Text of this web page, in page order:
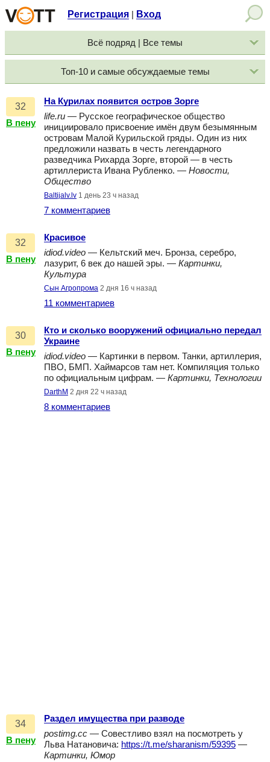
Регистрация Вход
Всё подряд | Все темы
Топ-10 и самые обсуждаемые темы
32
В пену
На Курилах появится остров Зорге
life.ru — Русское географическое общество
инициировало присвоение имён двум безымянным
островам Малой Курильской гряды. Один из них
предложили назвать в честь легендарного
разведчика Рихарда Зорге, второй — в честь
артиллериста Ивана Рубленко. — Новости,
Общество
Baltijalv.lv 1 день 23 ч назад
7 комментариев
32
В пену
Красивое
idiod.video — Кельтский меч. Бронза, серебро,
лазурит, 6 век до нашей эры. — Картинки,
Культура
Сын Агропрома 2 дня 16 ч назад
11 комментариев
30
В пену
Кто и сколько вооружений официально передал
Украине
idiod.video — Картинки в первом. Танки, артиллерия,
ПВО, БМП. Хаймарсов там нет. Компиляция только
по официальным цифрам. — Картинки, Технологии
DarthM 2 дня 22 ч назад
8 комментариев
34
В пену
Раздел имущества при разводе
postimg.cc — Совестливо взял на посмотреть у
Льва Натановича: https://t.me/sharanism/59395 —
Картинки, Юмор